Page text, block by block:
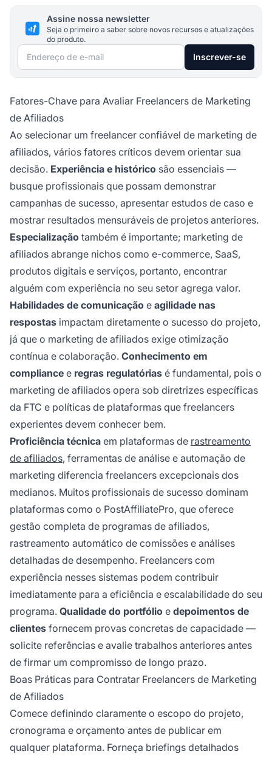
Assine nossa newsletter
Seja o primeiro a saber sobre novos recursos e atualizações
do produto.
Endereço de e-mail Inscrever-se
Fatores-Chave para Avaliar Freelancers de Marketing
de Afiliados
Ao selecionar um freelancer confiável de marketing de
afiliados, vários fatores críticos devem orientar sua
decisão. Experiência e histórico são essenciais —
busque profissionais que possam demonstrar
campanhas de sucesso, apresentar estudos de caso e
mostrar resultados mensuráveis de projetos anteriores.
Especialização também é importante; marketing de
afiliados abrange nichos como e-commerce, SaaS,
produtos digitais e serviços, portanto, encontrar
alguém com experiência no seu setor agrega valor.
Habilidades de comunicação e agilidade nas
respostas impactam diretamente o sucesso do projeto,
já que o marketing de afiliados exige otimização
contínua e colaboração. Conhecimento em
compliance e regras regulatórias é fundamental, pois o
marketing de afiliados opera sob diretrizes específicas
da FTC e políticas de plataformas que freelancers
experientes devem conhecer bem.
Proficiência técnica em plataformas de rastreamento
de afiliados, ferramentas de análise e automação de
marketing diferencia freelancers excepcionais dos
medianos. Muitos profissionais de sucesso dominam
plataformas como o PostAffiliatePro, que oferece
gestão completa de programas de afiliados,
rastreamento automático de comissões e análises
detalhadas de desempenho. Freelancers com
experiência nesses sistemas podem contribuir
imediatamente para a eficiência e escalabilidade do seu
programa. Qualidade do portfólio e depoimentos de
clientes fornecem provas concretas de capacidade —
solicite referências e avalie trabalhos anteriores antes
de firmar um compromisso de longo prazo.
Boas Práticas para Contratar Freelancers de Marketing
de Afiliados
Comece definindo claramente o escopo do projeto,
cronograma e orçamento antes de publicar em
qualquer plataforma. Forneça briefings detalhados